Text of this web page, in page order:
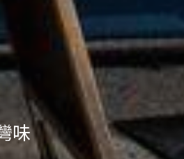
，紐約「雲海嚴